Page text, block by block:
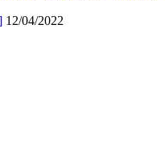
12/04/2022